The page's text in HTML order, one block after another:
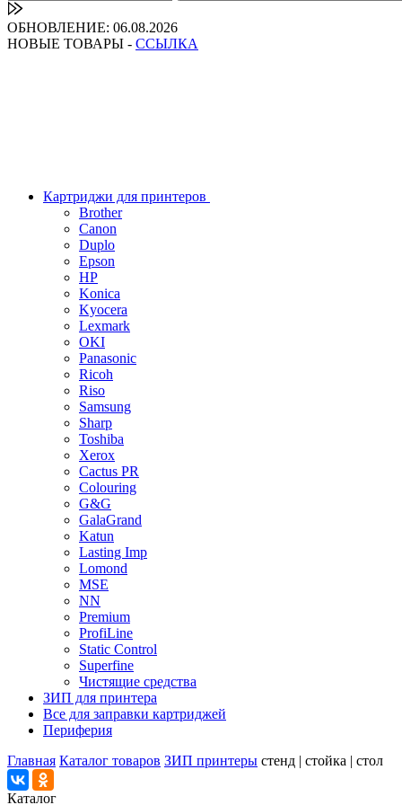
ОБНОВЛЕНИЕ: 06.08.2026
НОВЫЕ ТОВАРЫ - ССЫЛКА
Картриджи для принтеров
Brother
Canon
Duplo
Epson
HP
Konica
Kyocera
Lexmark
OKI
Panasonic
Ricoh
Riso
Samsung
Sharp
Toshiba
Xerox
Cactus PR
Colouring
G&G
GalaGrand
Katun
Lasting Imp
Lomond
MSE
NN
Premium
ProfiLine
Static Control
Superfine
Чистящие средства
ЗИП для принтера
Все для заправки картриджей
Периферия
Главная Каталог товаров ЗИП принтеры стенд | стойка | стол
Каталог